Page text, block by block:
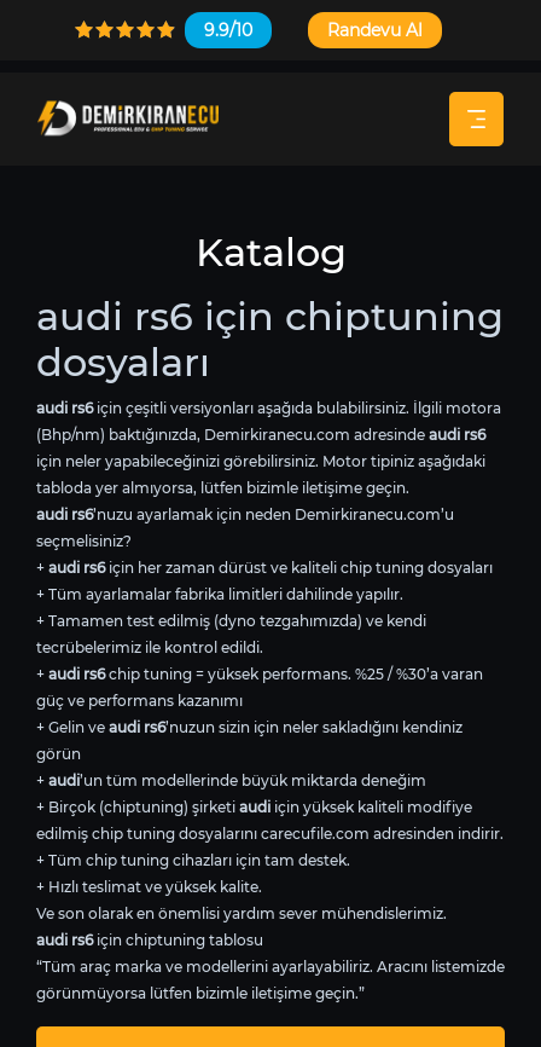
9.9/10 Randevu Al
Katalog
audi rs6 için chiptuning
dosyaları
audi rs6için çeşitli versiyonları aşağıda bulabilirsiniz. İlgili motora
(Bhp/nm) baktığınızda, Demirkiranecu.com adresinde audi rs6
için neler yapabileceğinizi görebilirsiniz. Motor tipiniz aşağıdaki
tabloda yer almıyorsa, lütfen bizimle iletişime geçin.
audi rs6’nuzu ayarlamak için neden Demirkiranecu.com’u
seçmelisiniz?
+ audi rs6için her zaman dürüst ve kaliteli chip tuning dosyaları
+ Tüm ayarlamalar fabrika limitleri dahilinde yapılır.
+ Tamamen test edilmiş (dyno tezgahımızda) ve kendi
tecrübelerimiz ile kontrol edildi.
+ audi rs6chip tuning = yüksek performans. %25 / %30’a varan
güç ve performans kazanımı
+ Gelin ve audi rs6’nuzun sizin için neler sakladığını kendiniz
görün
+ audi’un tüm modellerinde büyük miktarda deneğim
+ Birçok (chiptuning) şirketi audi için yüksek kaliteli modifiye
edilmiş chip tuning dosyalarını carecufile.com adresinden indirir.
+ Tüm chip tuning cihazları için tam destek.
+ Hızlı teslimat ve yüksek kalite.
Ve son olarak en önemlisi yardım sever mühendislerimiz.
audi rs6için chiptuning tablosu
“Tüm araç marka ve modellerini ayarlayabiliriz. Aracını listemizde
görünmüyorsa lütfen bizimle iletişime geçin.”